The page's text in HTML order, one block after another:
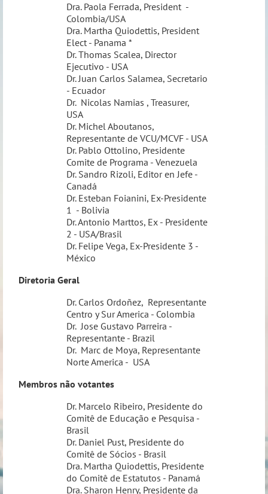
Dra. Paola Ferrada, President -
Colombia/USA
Dra. Martha Quiodettis, President
Elect - Panama *
Dr. Thomas Scalea, Director
Ejecutivo - USA
Dr. Juan Carlos Salamea, Secretario
- Ecuador
Dr. Nicolas Namias , Treasurer,
USA
Dr. Michel Aboutanos,
Representante de VCU/MCVF - USA
Dr. Pablo Ottolino, Presidente
Comite de Programa - Venezuela
Dr. Sandro Rizoli, Editor en Jefe -
Canadá
Dr. Esteban Foianini, Ex-Presidente
1 - Bolivia
Dr. Antonio Marttos, Ex - Presidente
2 - USA/Brasil
Dr. Felipe Vega, Ex-Presidente 3 -
México
Diretoria Geral
Dr. Carlos Ordoñez, Representante
Centro y Sur America - Colombia
Dr. Jose Gustavo Parreira -
Representante - Brazil
Dr. Marc de Moya, Representante
Norte America - USA
Membros não votantes
Dr. Marcelo Ribeiro, Presidente do
Comitê de Educação e Pesquisa -
Brasil
Dr. Daniel Pust, Presidente do
Comitê de Sócios - Brasil
Dra. Martha Quiodettis, Presidente
do Comitê de Estatutos - Panamá
Dra. Sharon Henry, Presidente da